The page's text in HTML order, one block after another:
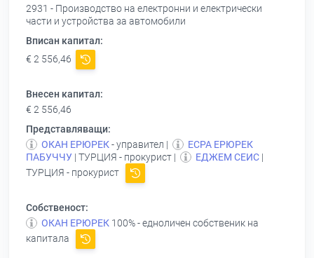
2931 - Производство на електронни и електрически
части и устройства за автомобили
Вписан капитал:
€ 2 556,46
Внесен капитал:
€ 2 556,46
Представляващи:
ОКАН ЕРЮРЕК- управител |
ЕСРА ЕРЮРЕК
ПАБУЧЧУ | ТУРЦИЯ - прокурист | ЕДЖЕМ СЕИС |
ТУРЦИЯ - прокурист
Собственост:
ОКАН ЕРЮРЕК 100% - едноличен собственик на
капитала